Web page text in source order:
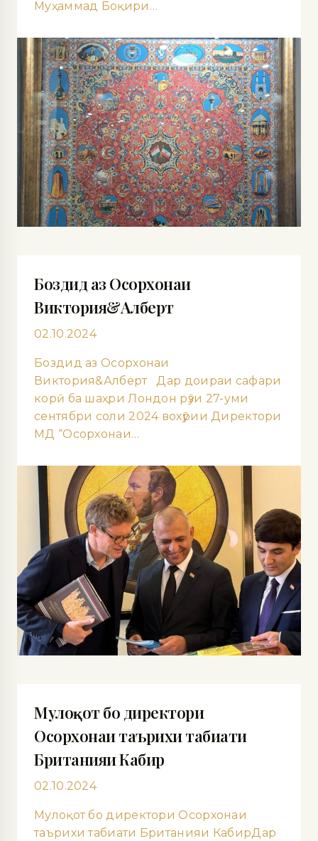
Муҳаммад Боқири…
Боздид аз Осорхонаи
Виктория&Алберт
02.10.2024
Боздид аз Осорхонаи
Виктория&Алберт Дар доираи сафари
корӣ ба шаҳри Лондон рӯзи 27-уми
сентябри соли 2024 вохӯрии Директори
МД “Осорхонаи…
Мулоқот бо директори
Осорхонаи таърихи табиати
Британияи Кабир
02.10.2024
Мулоқот бо директори Осорхонаи
таърихи табиати Британияи КабирДар